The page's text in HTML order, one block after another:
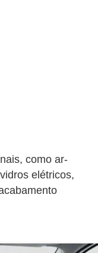
como ar-
elétricos,